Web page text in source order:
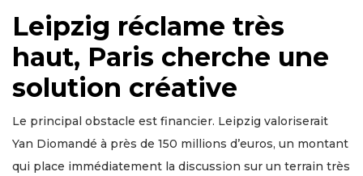
Leipzig réclame très
haut, Paris cherche une
solution créative
Le principal obstacle est financier. Leipzig valoriserait
Yan Diomandé à près de 150 millions d’euros, un montant
qui place immédiatement la discussion sur un terrain très